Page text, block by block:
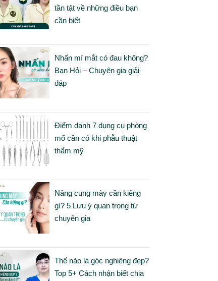
tần tật về những điều bạn
cần biết
Nhấn mí mắt có đau không?
Bạn Hỏi – Chuyên gia giải
đáp
Điểm danh 7 dụng cụ phòng
mổ cần có khi phẫu thuật
thẩm mỹ
Nâng cung mày cần kiêng
gì? 5 Lưu ý quan trọng từ
chuyên gia
Thế nào là góc nghiêng đẹp?
Top 5+ Cách nhận biết chia